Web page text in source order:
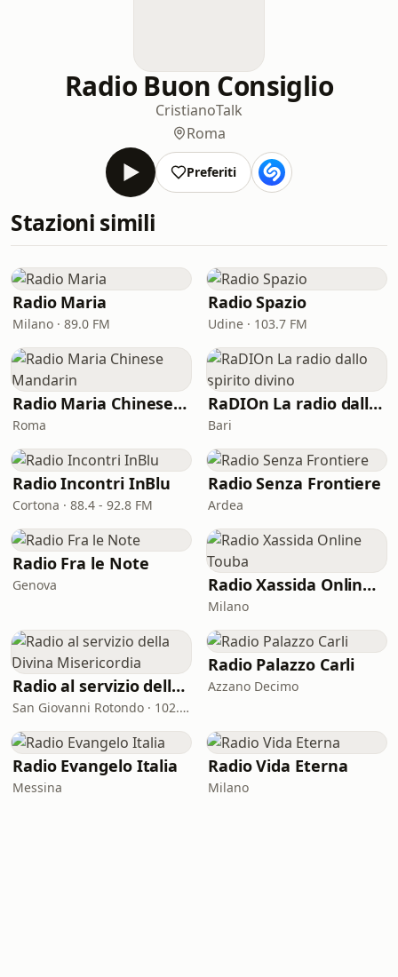
Radio Buon Consiglio
CristianoTalk
Roma
Preferiti
Stazioni simili
Radio Maria
Milano · 89.0 FM
Radio Spazio
Udine · 103.7 FM
Radio Maria Chinese Mandarin
Roma
RaDIOn La radio dallo spirito divino
Bari
Radio Incontri InBlu
Cortona · 88.4 - 92.8 FM
Radio Senza Frontiere
Ardea
Radio Fra le Note
Genova Radio Xassida Online Touba
Milano
Radio al servizio della Divina Misericordia
San Giovanni Rotondo · 102.9 FM
Radio Palazzo Carli
Azzano Decimo
Radio Evangelo Italia
Messina
Radio Vida Eterna
Milano